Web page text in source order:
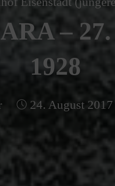
–
1928
24. August